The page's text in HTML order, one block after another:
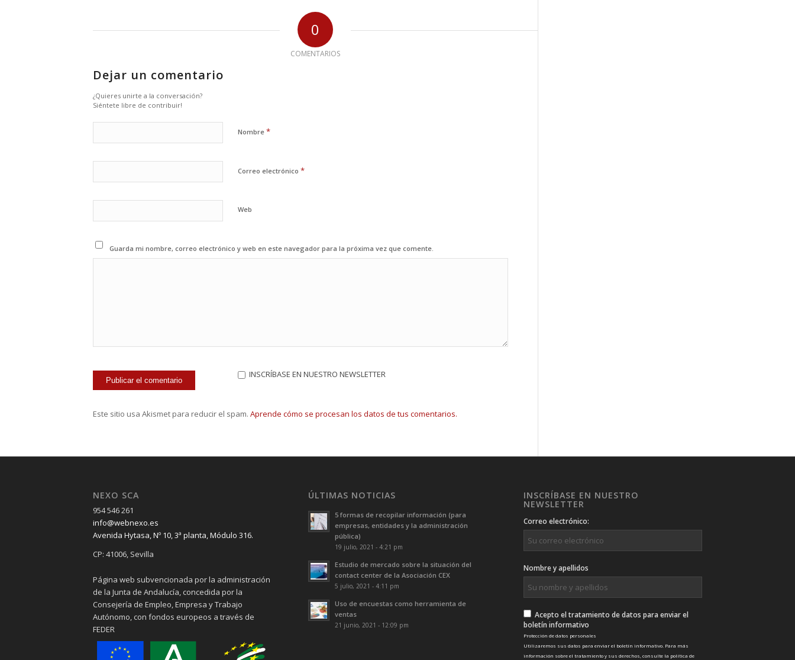
0
COMENTARIOS
Dejar un comentario
¿Quieres unirte a la conversación?
Siéntete libre de contribuir!
Nombre *
Correo electrónico *
Web
Guarda mi nombre, correo electrónico y web en este navegador para la próxima vez que comente.
INSCRÍBASE EN NUESTRO NEWSLETTER
Este sitio usa Akismet para reducir el spam. Aprende cómo se procesan los datos de tus comentarios.
NEXO SCA
954 546 261
info@webnexo.es
Avenida Hytasa, Nº 10, 3ª planta, Módulo 316.
CP: 41006, Sevilla
Página web subvencionada por la administración
de la Junta de Andalucía, concedida por la
Consejería de Empleo, Empresa y Trabajo
Autónomo, con fondos europeos a través de
FEDER
ÚLTIMAS NOTICIAS
5 formas de recopilar información (para
empresas, entidades y la administración
pública)
19 julio, 2021 - 4:21 pm
Estudio de mercado sobre la situación del
contact center de la Asociación CEX
5 julio, 2021 - 4:11 pm
Uso de encuestas como herramienta de
ventas
21 junio, 2021 - 12:09 pm
INSCRÍBASE EN NUESTRO
NEWSLETTER
Correo electrónico:
Nombre y apellidos
Acepto el tratamiento de datos para enviar el
boletín informativo
Protección de datos personales
Utilizaremos sus datos para enviar el boletín informativo. Para más
información sobre el tratamiento y sus derechos, consulte la política de